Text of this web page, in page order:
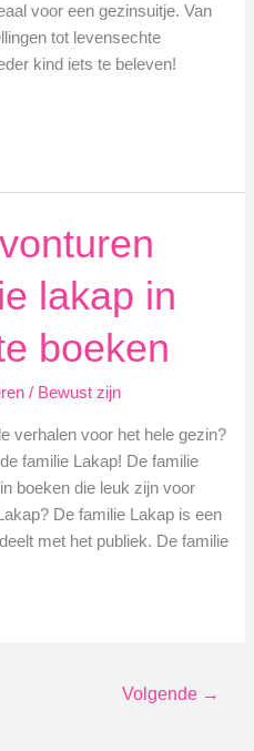
voor een gezinsuitje. Van
tot levensechte
kind iets te beleven!
lakap in
boeken
/ Bewust zijn
verhalen voor het hele gezin?
familie Lakap! De familie
boeken die leuk zijn voor
De familie Lakap is een
met het publiek. De familie
Volgende →